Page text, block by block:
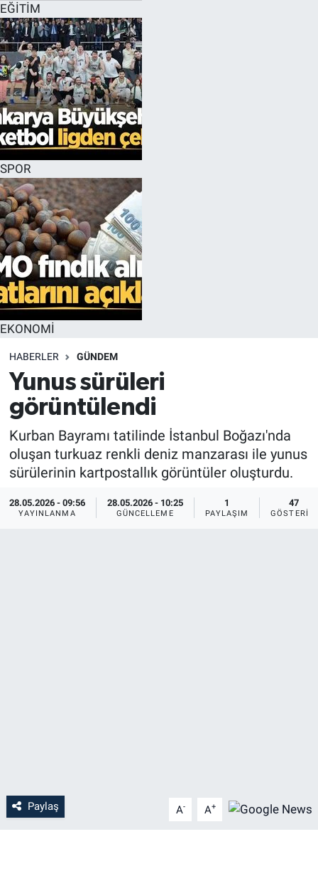
EĞİTİM
SPOR
EKONOMİ
HABERLER GÜNDEM
Yunus sürüleri
görüntülendi
Kurban Bayramı tatilinde İstanbul Boğazı'nda
oluşan turkuaz renkli deniz manzarası ile yunus
sürülerinin kartpostallık görüntüler oluşturdu.
28.05.2026 - 09:56
YAYINLANMA
28.05.2026 - 10:25
GÜNCELLEME
1
PAYLAŞIM
47
GÖSTERIM
Paylaş A- A+